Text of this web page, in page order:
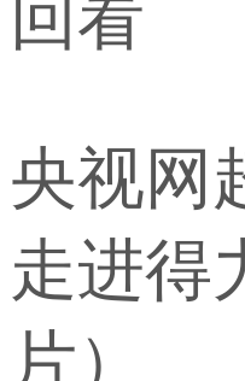
回看
央视网
走进得
片）